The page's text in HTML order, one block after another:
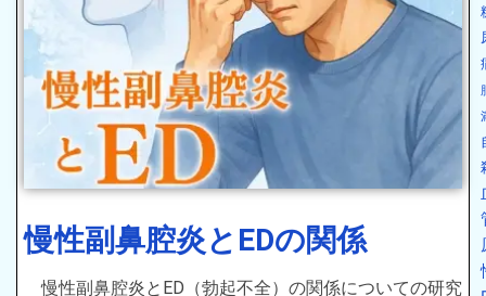
慢性副鼻腔炎とEDの関係
慢性副鼻腔炎とED（勃起不全）の関係についての研究